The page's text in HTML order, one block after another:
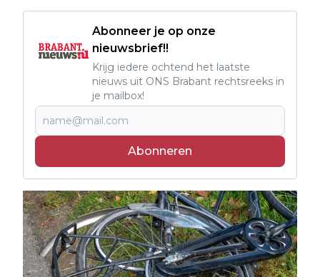
Abonneer je op onze
nieuwsbrief!!
Krijg iedere ochtend het laatste
nieuws uit ONS Brabant rechtsreeks in
je mailbox!
Abonneren